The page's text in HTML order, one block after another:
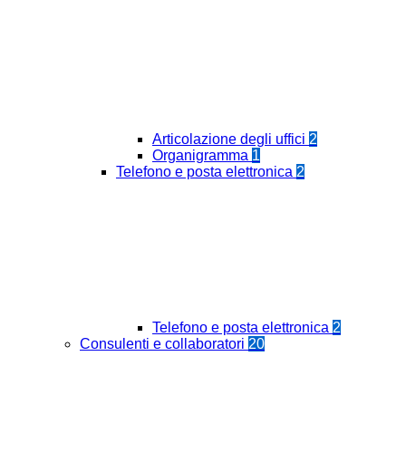
Articolazione degli uffici 2
Organigramma 1
Telefono e posta elettronica 2
Telefono e posta elettronica 2
Consulenti e collaboratori 20